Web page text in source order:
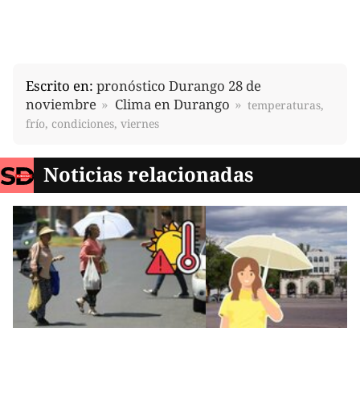
Escrito en: pronóstico Durango 28 de
noviembre
Clima en Durango
temperaturas,
frío, condiciones, viernes
Noticias relacionadas